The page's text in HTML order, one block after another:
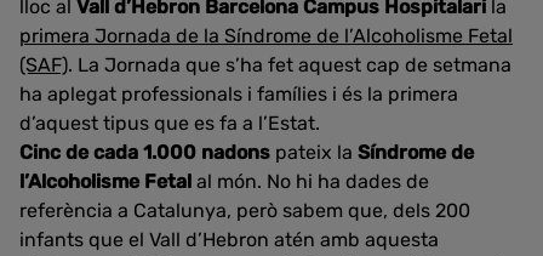
lloc al Vall d’Hebron Barcelona Campus Hospitalari la
primera Jornada de la Síndrome de l’Alcoholisme Fetal
(SAF). La Jornada que s’ha fet aquest cap de setmana
ha aplegat professionals i famílies i és la primera
d’aquest tipus que es fa a l’Estat.
Cinc de cada 1.000 nadons pateix la Síndrome de
l’Alcoholisme Fetal al món. No hi ha dades de
referència a Catalunya, però sabem que, dels 200
infants que el Vall d’Hebron atén amb aquesta